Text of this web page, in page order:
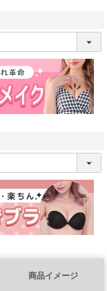
商品イメージ